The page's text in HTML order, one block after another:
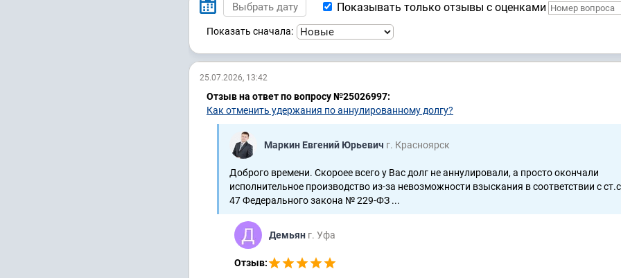
Показывать только отзывы с оценками
Показать сначала:
25.07.2026, 13:42
Отзыв на ответ по вопросу №25026997:
Как отменить удержания по аннулированному долгу?
Маркин Евгений Юрьевич г. Красноярск
Доброго времени. Скороее всего у Вас долг не аннулировали, а просто окончали
исполнительное производство из-за невозможности взыскания в соответствии с
47 Федерального закона № 229-ФЗ ...
Демьян г. Уфа
Отзыв: